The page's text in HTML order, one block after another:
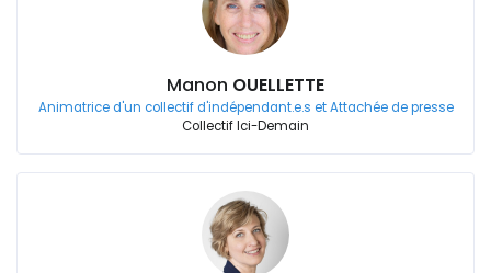
Manon OUELLETTE
Animatrice d'un collectif d'indépendant.e.s et Attachée de presse
Collectif Ici-Demain